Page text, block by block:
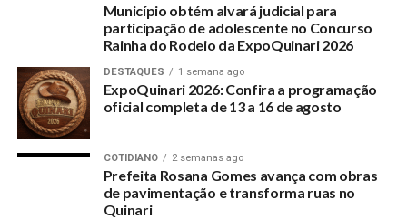
avaliação do Ministério da Saúde da situação da pandemia
no país. Até agora, foram emitidas 16 resoluções de
reduções tarifárias.
Na segunda-feira (4), o Ministério da Saúde havia
requisitado a fabricantes instalados no país seringas e
agulhas de estoques excedentes para a futura campanha de
vacinação contra a covid-19.
Kleber Sampaio
Município obtém alvará judicial para
participação de adolescente no Concurso
Rainha do Rodeio da ExpoQuinari 2026
DESTAQUES 1 semana ago
ExpoQuinari 2026: Confira a programação
oficial completa de 13 a 16 de agosto
COTIDIANO 2 semanas ago
Prefeita Rosana Gomes avança com obras
de pavimentação e transforma ruas no
Quinari